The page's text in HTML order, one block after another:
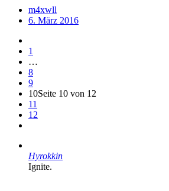
m4xwll
6. März 2016
1
…
8
9
10Seite 10 von 12
11
12
Hyrokkin
Ignite.